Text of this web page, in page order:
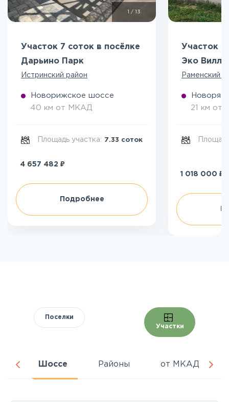
/ 13
Участок 7 соток в посёлке
Дарьино Парк
Истринский район
Новорижское шоссе
40 км от МКАД
Площадь участка: 7.33 соток
4 657 482 ₽
Подробнее
Участок 5
Эко
Раменский
21 км от
1 018 000 ₽
Поселки
Участки
Шоссе Районы от МКАД